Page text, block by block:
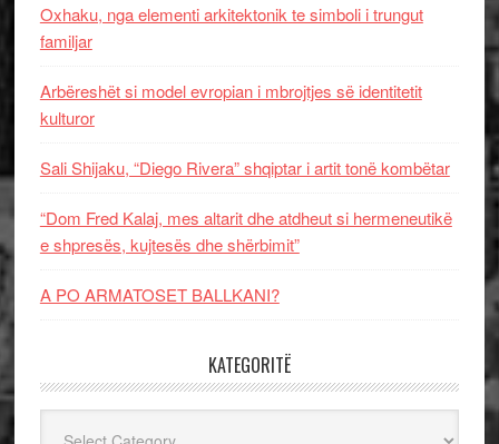
Oxhaku, nga elementi arkitektonik te simboli i trungut
familjar
Arbëreshët si model evropian i mbrojtjes së identitetit
kulturor
Sali Shijaku, “Diego Rivera” shqiptar i artit tonë kombëtar
“Dom Fred Kalaj, mes altarit dhe atdheut si hermeneutikë
e shpresës, kujtesës dhe shërbimit”
A PO ARMATOSET BALLKANI?
KATEGORITË